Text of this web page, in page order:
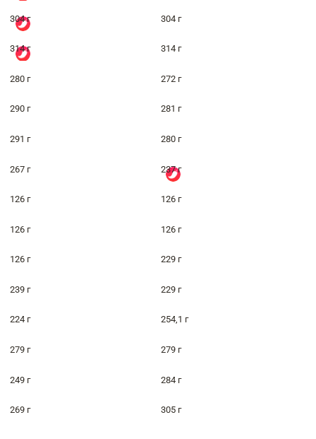
304 г 304 г
314 г 314 г
280 г 272 г
290 г 281 г
291 г 280 г
267 г 237 г
126 г 126 г
126 г 126 г
126 г 229 г
239 г 229 г
224 г 254,1 г
279 г 279 г
249 г 284 г
269 г 305 г